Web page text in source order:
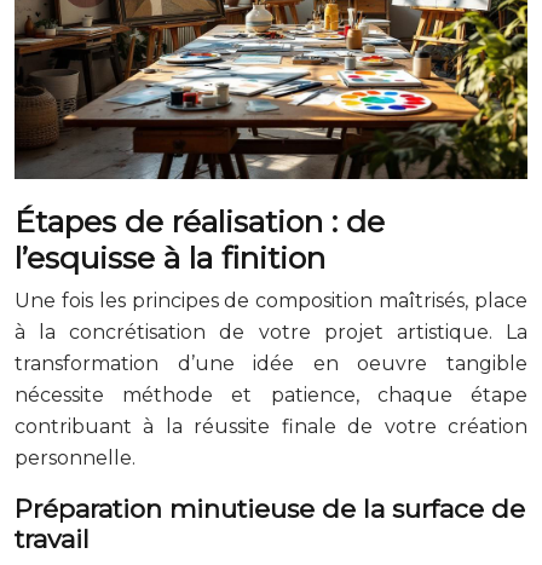
Étapes de réalisation : de
l’esquisse à la finition
Une fois les principes de composition maîtrisés, place
à la concrétisation de votre projet artistique. La
transformation d’une idée en oeuvre tangible
nécessite méthode et patience, chaque étape
contribuant à la réussite finale de votre création
personnelle.
Préparation minutieuse de la surface de
travail